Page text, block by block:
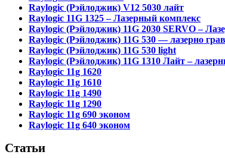
Raylogic (Рэйлоджик) V12 5030 лайт
Raylogic 11G 1325 – Лазерный комплекс
Raylogic (Рэйлоджик) 11G 2030 SERVO –
Raylogic (Рэйлоджик) 11G 530 — лазерно
Raylogic (Рэйлоджик) 11G 530 light
Raylogic (Рэйлоджик) 11G 1310 Лайт –
Raylogic 11g 1620
Raylogic 11g 1610
Raylogic 11g 1490
Raylogic 11g 1290
Raylogic 11g 690 эконом
Raylogic 11g 640 эконом
Статьи